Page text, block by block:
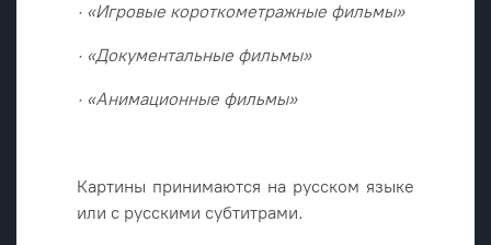
· «Игровые короткометражные фильмы»
· «Документальные фильмы»
· «Анимационные фильмы»
Картины принимаются на русском языке
или с русскими субтитрами.